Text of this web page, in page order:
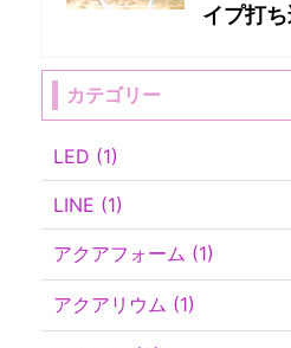
イプ打
カテゴリー
LED (1)
LINE (1)
アクアフォーム (1)
アクアリウム (1)